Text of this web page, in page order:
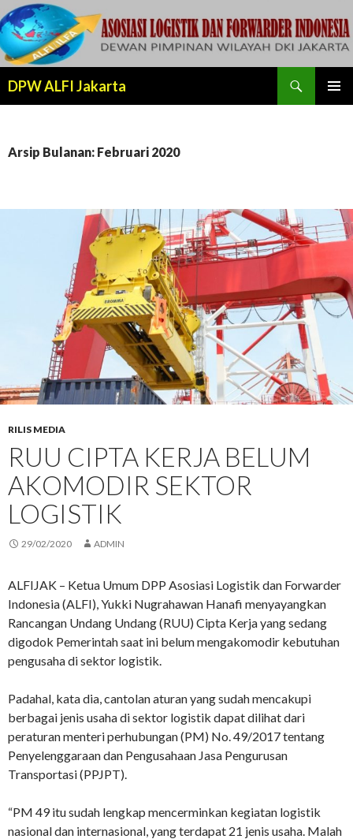
DPW ALFI Jakarta
Arsip Bulanan: Februari 2020
RILIS MEDIA
RUU CIPTA KERJA BELUM
AKOMODIR SEKTOR
LOGISTIK
29/02/2020 ADMIN
ALFIJAK – Ketua Umum DPP Asosiasi Logistik dan Forwarder
Indonesia (ALFI), Yukki Nugrahawan Hanafi menyayangkan
Rancangan Undang Undang (RUU) Cipta Kerja yang sedang
digodok Pemerintah saat ini belum mengakomodir kebutuhan
pengusaha di sektor logistik.
Padahal, kata dia, cantolan aturan yang sudah mencakupi
berbagai jenis usaha di sektor logistik dapat dilihat dari
peraturan menteri perhubungan (PM) No. 49/2017 tentang
Penyelenggaraan dan Pengusahaan Jasa Pengurusan
Transportasi (PPJPT).
“PM 49 itu sudah lengkap mencerminkan kegiatan logistik
nasional dan internasional, yang terdapat 21 jenis usaha. Malah